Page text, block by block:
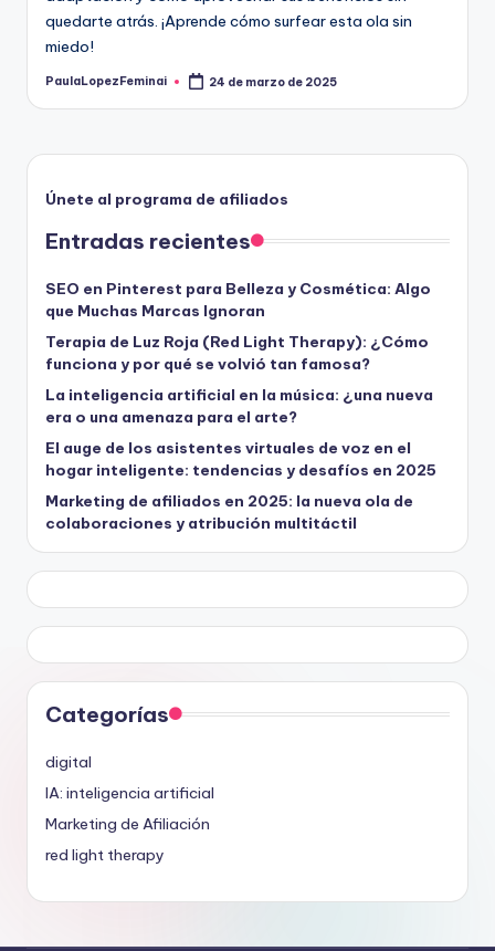
quedarte atrás. ¡Aprende cómo surfear esta ola sin
miedo!
Publicado
PaulaLopezFeminai 24 de marzo de 2025
Únete al programa de afiliados
Entradas recientes
SEO en Pinterest para Belleza y Cosmética: Algo
que Muchas Marcas Ignoran
Terapia de Luz Roja (Red Light Therapy): ¿Cómo
funciona y por qué se volvió tan famosa?
La inteligencia artificial en la música: ¿una nueva
era o una amenaza para el arte?
El auge de los asistentes virtuales de voz en el
hogar inteligente: tendencias y desafíos en 2025
Marketing de afiliados en 2025: la nueva ola de
colaboraciones y atribución multitáctil
Categorías
digital
IA: inteligencia artificial
Marketing de Afiliación
red light therapy